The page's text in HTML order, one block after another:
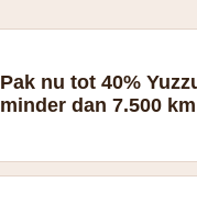
Pak nu tot 40%
minder dan 7.500